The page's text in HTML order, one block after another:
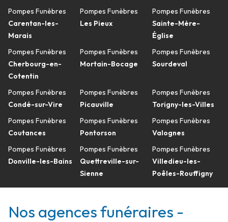
Pompes Funèbres
Carentan-les-
Marais
Pompes Funèbres
Cherbourg-en-
Cotentin
Pompes Funèbres
Condé-sur-Vire
Pompes Funèbres
Coutances
Pompes Funèbres
Donville-les-Bains
Pompes Funèbres
Les Pieux
Pompes Funèbres
Mortain-Bocage
Pompes Funèbres
Picauville
Pompes Funèbres
Pontorson
Pompes Funèbres
Quettreville-sur-
Sienne
Pompes Funèbres
Sainte-Mère-
Église
Pompes Funèbres
Sourdeval
Pompes Funèbres
Torigny-les-Villes
Pompes Funèbres
Valognes
Pompes Funèbres
Villedieu-les-
Poêles-Rouffigny
Nos agences funéraires -